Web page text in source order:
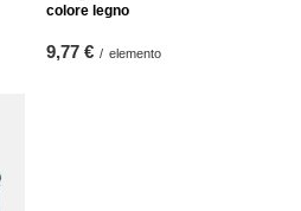
colore legno
9,77 € / elemento